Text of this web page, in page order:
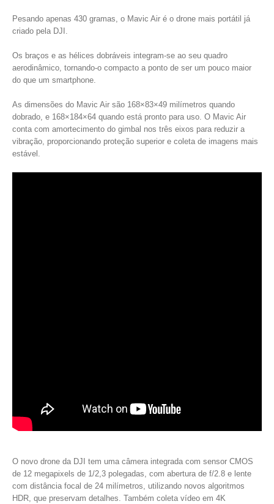
Pesando apenas 430 gramas, o Mavic Air é o drone mais portátil já
criado pela DJI.
Os braços e as hélices dobráveis integram-se ao seu quadro
aerodinâmico, tornando-o compacto a ponto de ser um pouco maior
do que um smartphone.
As dimensões do Mavic Air são 168×83×49 milímetros quando
dobrado, e 168×184×64 quando está pronto para uso. O Mavic Air
conta com amortecimento do gimbal nos três eixos para reduzir a
vibração, proporcionando proteção superior e coleta de imagens mais
estável.
O novo drone da DJI tem uma câmera integrada com sensor CMOS
de 12 megapixels de 1/2,3 polegadas, com abertura de f/2.8 e lente
com distância focal de 24 milímetros, utilizando novos algoritmos
HDR, que preservam detalhes. Também coleta vídeo em 4K